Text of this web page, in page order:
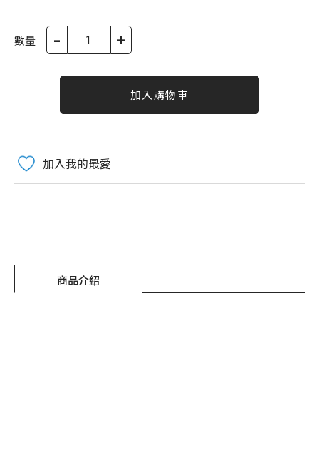
數量 - +
加入購物車
加入我的最愛
商品介紹